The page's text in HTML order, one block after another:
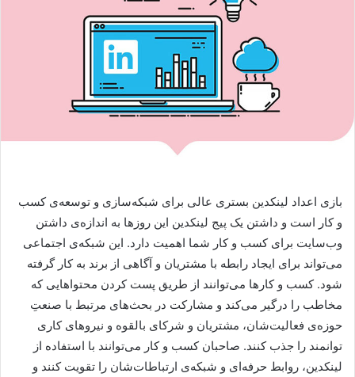
بازی اعداد لینکدین بستری عالی برای شبکه‌سازی و توسعه‌ی کسب
و کار است و داشتن یک پیج لینکدین این روزها به اندازه‌ی داشتن
وب‌سایت برای کسب و کار شما اهمیت دارد. این شبکه‌ی اجتماعی
می‌تواند برای ایجاد رابطه با مشتریان و آگاهی از برند به کار گرفته
شود. کسب و کارها می‌توانند از طریق پست کردن محتواهایی که
مخاطب را درگیر می‌کند و مشارکت در بحث‌های مرتبط با صنعتِ
حوزه‌ی فعالیت‌شان، مشتریان و شرکای بالقوه و نیروهای کاری
توانمند را جذب کنند. صاحبان کسب و کار می‌توانند با استفاده از
لینکدین، روابط حرفه‌ای و شبکه‌ی ارتباطات‌شان را تقویت کنند و